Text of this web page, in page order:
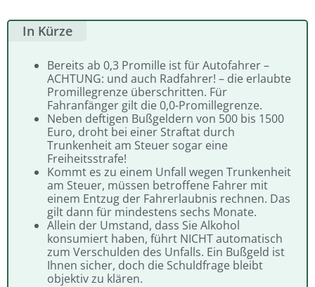
In Kürze
Bereits ab 0,3 Promille ist für Autofahrer –
ACHTUNG: und auch Radfahrer! – die erlaubte
Promillegrenze überschritten. Für
Fahranfänger gilt die 0,0-Promillegrenze.
Neben deftigen Bußgeldern von 500 bis 1500
Euro, droht bei einer Straftat durch
Trunkenheit am Steuer sogar eine
Freiheitsstrafe!
Kommt es zu einem Unfall wegen Trunkenheit
am Steuer, müssen betroffene Fahrer mit
einem Entzug der Fahrerlaubnis rechnen. Das
gilt dann für mindestens sechs Monate.
Allein der Umstand, dass Sie Alkohol
konsumiert haben, führt NICHT automatisch
zum Verschulden des Unfalls. Ein Bußgeld ist
Ihnen sicher, doch die Schuldfrage bleibt
objektiv zu klären.